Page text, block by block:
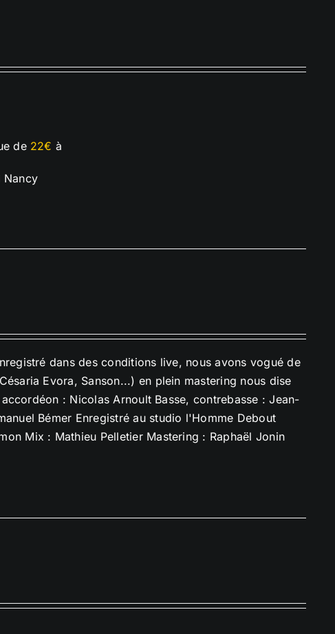
de 22€ à
Nancy
dans des conditions live, nous avons vogué de
Evora, Sanson...) en plein mastering nous dise
: Nicolas Arnoult Basse, contrebasse : Jean-
Bémer Enregistré au studio l'Homme Debout
Mix : Mathieu Pelletier Mastering : Raphaël Jonin